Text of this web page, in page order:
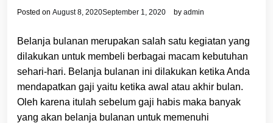
Posted on August 8, 2020September 1, 2020 by admin
Belanja bulanan merupakan salah satu kegiatan yang
dilakukan untuk membeli berbagai macam kebutuhan
sehari-hari. Belanja bulanan ini dilakukan ketika Anda
mendapatkan gaji yaitu ketika awal atau akhir bulan.
Oleh karena itulah sebelum gaji habis maka banyak
yang akan belanja bulanan untuk memenuhi